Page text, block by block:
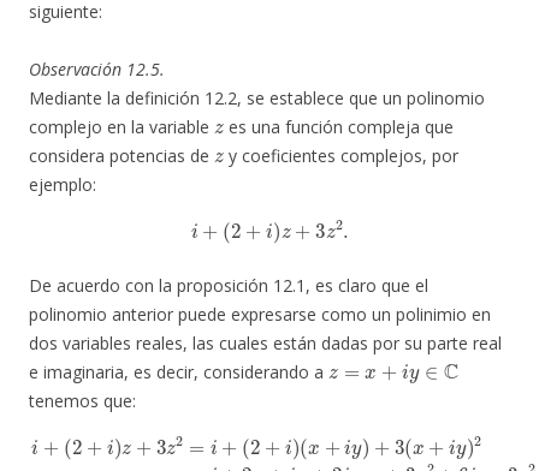
siguiente:
Observación 12.5.
Mediante la definición 12.2, se establece que un polinomio
complejo en la variable
z
es una función compleja que
considera potencias de
z
y coeficientes complejos, por
ejemplo:
i +(2 + z 3 2
De acuerdo con la proposición 12.1, es claro que el
polinomio anterior puede expresarse como un polinimio en
dos variables reales, las cuales están dadas por su parte real
e imaginaria, es decir, considerando a
z=x+ iy∈C
tenemos que:
+ 2+ ) + 2 = + +i ( +i y) +3( i y) 2= i +2x i + 2iy
y 3x 2 +6 y –3 y 3 x 2− y2 )+2 – + i( x+ 2y 6 y +1